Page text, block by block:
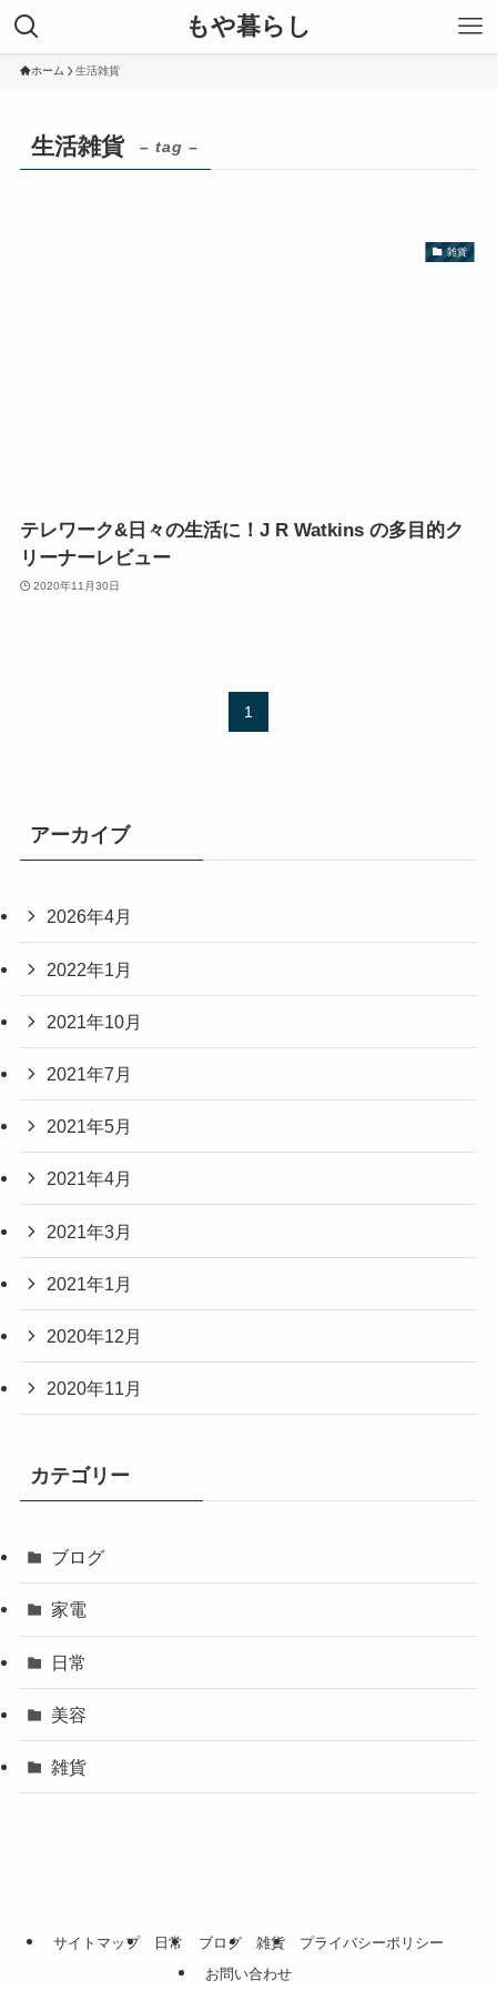
もや暮らし
ホーム 生活雑貨
生活雑貨 – tag –
雑貨
テレワーク&日々の生活に！J R Watkins の多目的ク
リーナーレビュー
2020年11月30日
1
アーカイブ
2026年4月
2022年1月
2021年10月
2021年7月
2021年5月
2021年4月
2021年3月
2021年1月
2020年12月
2020年11月
カテゴリー
ブログ
家電
日常
美容
雑貨
サイトマップ 日常 ブログ 雑貨
プライバシーポリシー
お問い合わせ